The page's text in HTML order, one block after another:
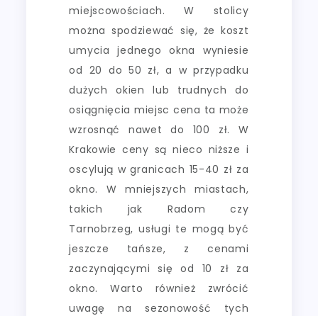
miejscowościach. W stolicy
można spodziewać się, że koszt
umycia jednego okna wyniesie
od 20 do 50 zł, a w przypadku
dużych okien lub trudnych do
osiągnięcia miejsc cena ta może
wzrosnąć nawet do 100 zł. W
Krakowie ceny są nieco niższe i
oscylują w granicach 15-40 zł za
okno. W mniejszych miastach,
takich jak Radom czy
Tarnobrzeg, usługi te mogą być
jeszcze tańsze, z cenami
zaczynającymi się od 10 zł za
okno. Warto również zwrócić
uwagę na sezonowość tych